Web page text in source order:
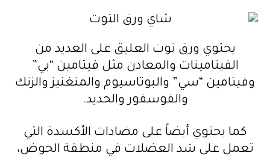
يحتوي ورق توت العليق على العديد من
الفيتامينات والمعادن مثل فيتامين “بي”
وفيتامين “سي” والبوتاسيوم والمنغنيز والزنك
والفوسفور والحديد.
كما يحتوي أيضاً على مضادات الأكسدة التي
تعمل على شد العضلات في منطقة الحوض،